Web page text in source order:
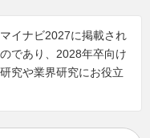
イナビ2027に掲載され
であり、2028年卒向け
究や業界研究にお役立